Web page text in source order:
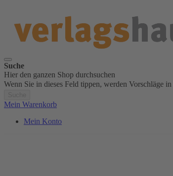
Suche
Hier den ganzen Shop durchsuchen
Wenn Sie in dieses Feld tippen, werden Vorschläge
Mein Warenkorb
Mein Konto